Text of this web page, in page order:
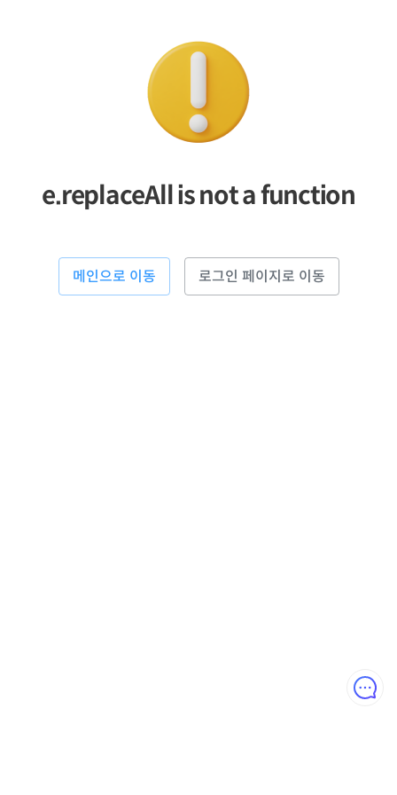
e.replaceAll is not a function
메인으로 이동 로그인 페이지로 이동